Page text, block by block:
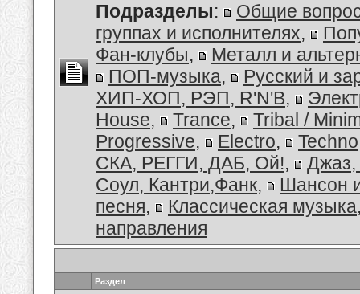
Подразделы:
Общие
группах и исполнителях,
Фан-клубы,
Металл и
ПОП-музыка,
Русский и
ХИП-ХОП, РЭП, R'N'B,
House, Trance,
Tribal /
Progressive, Electro, Techno
СКА, РЕГГИ, ДАБ, Ой!,
Джаз,
Соул, Кантри,Фанк,
Шансон
песня, Классическая музыка
направления
Раздел